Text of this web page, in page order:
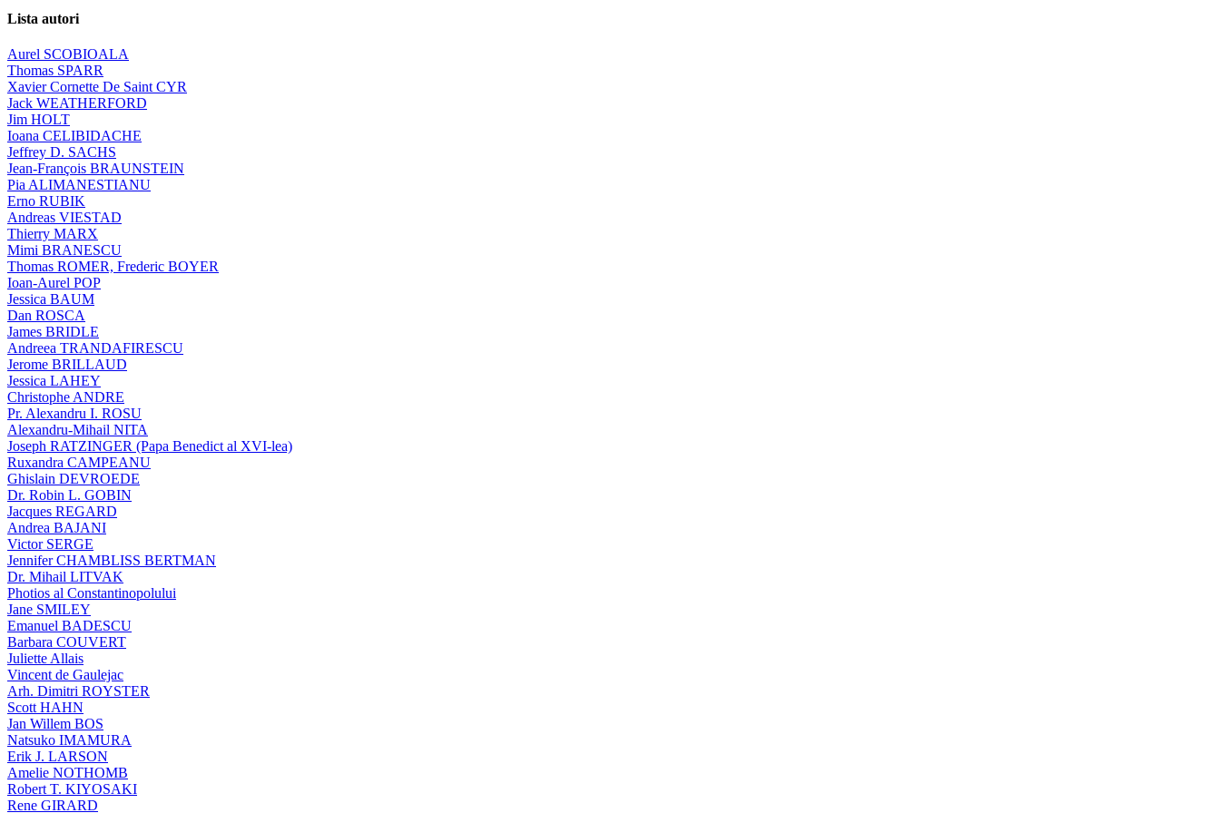
Lista autori
Aurel SCOBIOALA
Thomas SPARR
Xavier Cornette De Saint CYR
Jack WEATHERFORD
Jim HOLT
Ioana CELIBIDACHE
Jeffrey D. SACHS
Jean-François BRAUNSTEIN
Pia ALIMANESTIANU
Erno RUBIK
Andreas VIESTAD
Thierry MARX
Mimi BRANESCU
Thomas ROMER, Frederic BOYER
Ioan-Aurel POP
Jessica BAUM
Dan ROSCA
James BRIDLE
Andreea TRANDAFIRESCU
Jerome BRILLAUD
Jessica LAHEY
Christophe ANDRE
Pr. Alexandru I. ROSU
Alexandru-Mihail NITA
Joseph RATZINGER (Papa Benedict al XVI-lea)
Ruxandra CAMPEANU
Ghislain DEVROEDE
Dr. Robin L. GOBIN
Jacques REGARD
Andrea BAJANI
Victor SERGE
Jennifer CHAMBLISS BERTMAN
Dr. Mihail LITVAK
Photios al Constantinopolului
Jane SMILEY
Emanuel BADESCU
Barbara COUVERT
Juliette Allais
Vincent de Gaulejac
Arh. Dimitri ROYSTER
Scott HAHN
Jan Willem BOS
Natsuko IMAMURA
Erik J. LARSON
Amelie NOTHOMB
Robert T. KIYOSAKI
Rene GIRARD